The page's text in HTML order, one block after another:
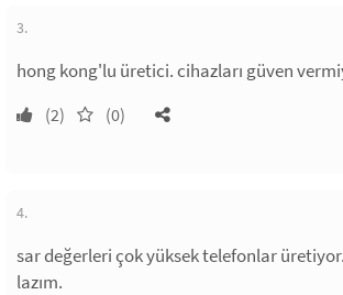
3.
hong kong'lu üretici. cihazları güven
(2) (0)
4.
sar değerleri çok yüksek telefonlar
lazım.